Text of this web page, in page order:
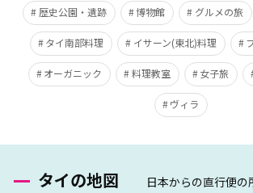
歴史公園・遺跡 博物館 グルメの旅
タイ南部料理 イサーン(東北)料理
オーガニック 料理教室 女子旅
ヴィラ
タイの地図 日本からの直行便